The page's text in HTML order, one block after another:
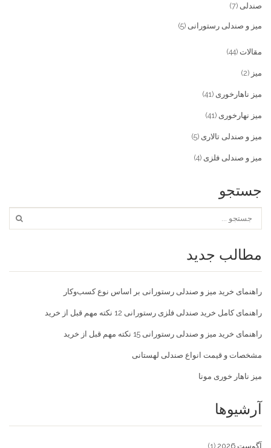
سوالات متداول
صندلی (7)
میز و صندلی رستورانی (5)
مقالات (44)
میز (2)
میز ناهارخوری (41)
میز نهارخوری (41)
میز و صندلی تالاری (5)
میز و صندلی فلزی (4)
جستجو
مطالب جدید
راهنمای خرید میز و صندلی رستورانی بر اساس نوع کسب‌و‌کار
راهنمای کامل خرید صندلی فلزی رستورانی 12 نکته مهم قبل از خرید
راهنمای خرید میز و صندلی رستورانی 15 نکته مهم قبل از خرید
مشخصات و قیمت انواع صندلی لهستانی
میز ناهار خوری مونا
آرشیوها
آگوست 2026 (1)